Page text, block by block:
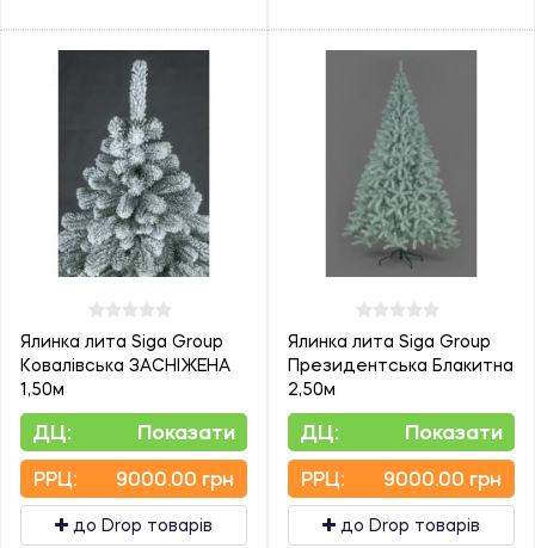
Ялинка лита Siga Group
Ковалівська ЗАСНІЖЕНА
1,50м
ДЦ: Показати
PPЦ: 9000.00 грн
до Drop товарів
Ялинка лита Siga Group
Президентська Блакитна
2,50м
ДЦ: Показати
PPЦ: 9000.00 грн
до Drop товарів